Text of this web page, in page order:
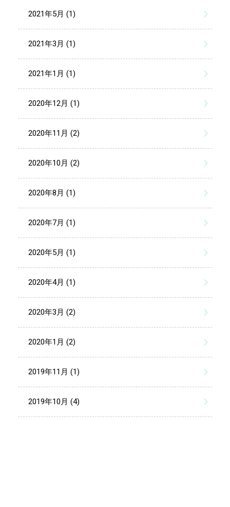
2021年5月 (1)
2021年3月 (1)
2021年1月 (1)
2020年12月 (1)
2020年11月 (2)
2020年10月 (2)
2020年8月 (1)
2020年7月 (1)
2020年5月 (1)
2020年4月 (1)
2020年3月 (2)
2020年1月 (2)
2019年11月 (1)
2019年10月 (4)